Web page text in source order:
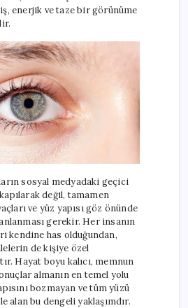
enerjik ve taze bir görünüme
sosyal medyadaki geçici
değil, tamamen
ve yüz yapısı göz önünde
gerekir. Her insanın
kendine has olduğundan,
de kişiye özel
Hayat boyu kalıcı, memnun
almanın en temel yolu
bozmayan ve tüm yüzü
alan bu dengeli yaklaşımdır.